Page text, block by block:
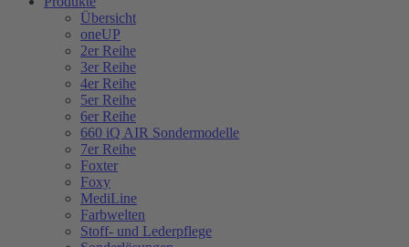
Übersicht
oneUP
2er Reihe
3er Reihe
4er Reihe
5er Reihe
6er Reihe
660 iQ AIR Sondermodelle
7er Reihe
Foxter
Foxy
MediLine
Farbwelten
Stoff- und Lederpflege